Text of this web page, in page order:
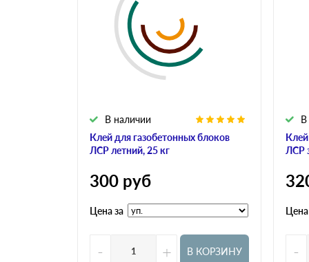
Клей для газобетонных блоков
ЛСР летний, 25 кг
В наличии
300 руб
Цена за
- + В КОРЗИНУ
ЛСР
В
Цена
-